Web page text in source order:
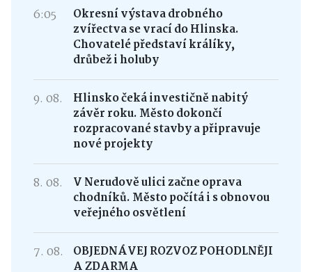
6:05
Okresní výstava drobného
zvířectva se vrací do Hlinska.
Chovatelé představí králíky,
drůbež i holuby
9. 08.
Hlinsko čeká investičně nabitý
závěr roku. Město dokončí
rozpracované stavby a připravuje
nové projekty
8. 08.
V Nerudově ulici začne oprava
chodníků. Město počítá i s obnovou
veřejného osvětlení
7. 08.
OBJEDNÁVEJ ROZVOZ POHODLNĚJI
A ZDARMA